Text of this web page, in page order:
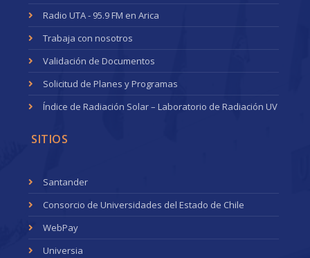
Radio UTA - 95.9 FM en Arica
Trabaja con nosotros
Validación de Documentos
Solicitud de Planes y Programas
Índice de Radiación Solar – Laboratorio de Radiación UV
SITIOS
Santander
Consorcio de Universidades del Estado de Chile
WebPay
Universia